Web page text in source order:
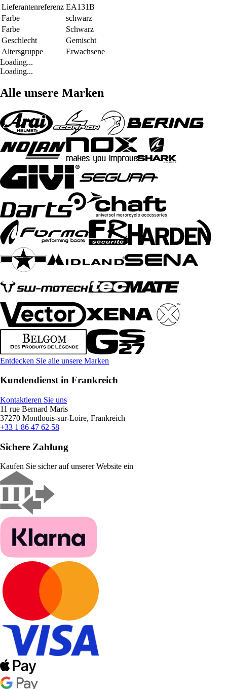
Lieferantenreferenz EA131B
Farbe
schwarz
Farbe
Schwarz
Geschlecht
Gemischt
Altersgruppe
Erwachsene
Loading...
Loading...
Alle unsere Marken
Entdecken Sie alle unsere Marken
Kundendienst in Frankreich
Kontaktieren Sie uns
11 rue Bernard Maris
37270 Montlouis-sur-Loire, Frankreich
+33 1 86 47 62 58
Sichere Zahlung
Kaufen Sie sicher auf unserer Website ein